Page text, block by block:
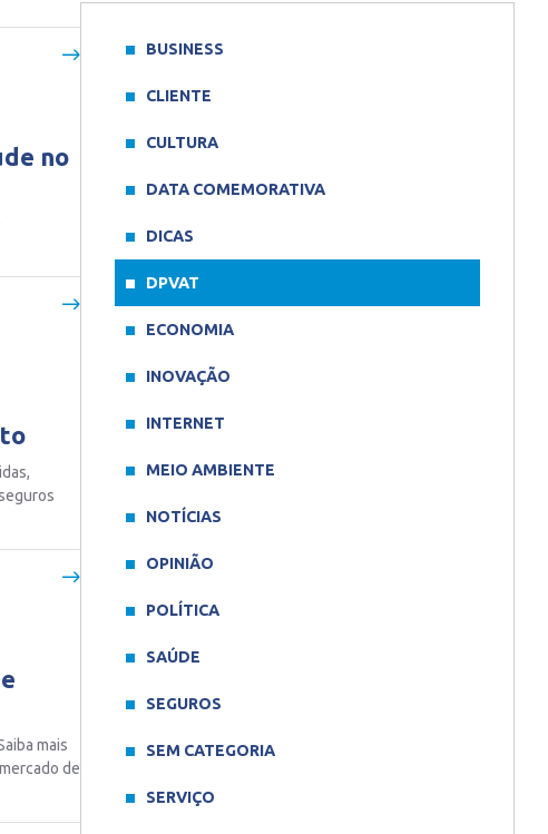
no
mais
de
BUSINESS
CLIENTE
CULTURA
DATA COMEMORATIVA
DICAS
DPVAT
ECONOMIA
INOVAÇÃO
INTERNET
MEIO AMBIENTE
NOTÍCIAS
OPINIÃO
POLÍTICA
SAÚDE
SEGUROS
SEM CATEGORIA
SERVIÇO